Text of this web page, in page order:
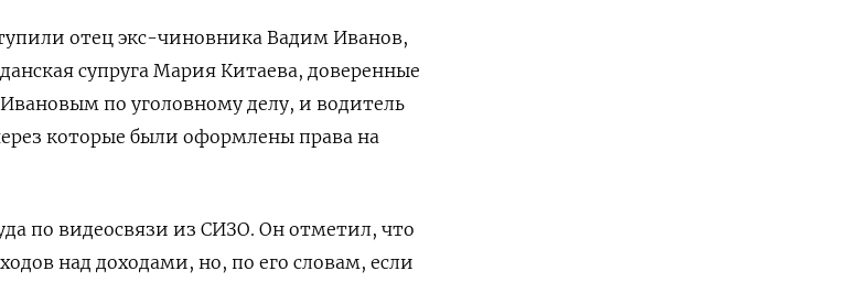
отец экс-чиновника Вадим Иванов,
супруга Мария Китаева, доверенные
по уголовному делу, и водитель
которые были оформлены права на
по видеосвязи из СИЗО. Он отметил, что
над доходами, но, по его словам, если